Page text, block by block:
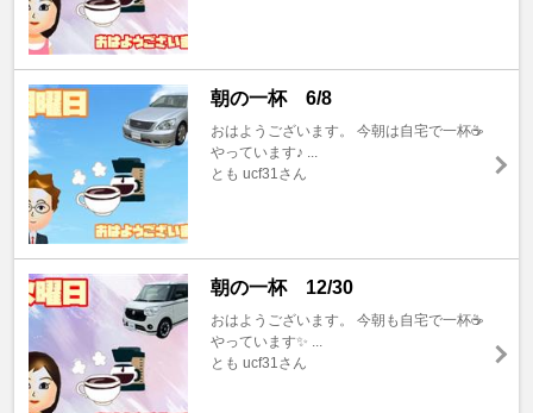
朝の一杯 6/8
おはようございます。 今朝は自宅で一杯☕️
やっています♪ ...
とも ucf31さん
朝の一杯 12/30
おはようございます。 今朝も自宅で一杯☕️
やっています✨ ...
とも ucf31さん